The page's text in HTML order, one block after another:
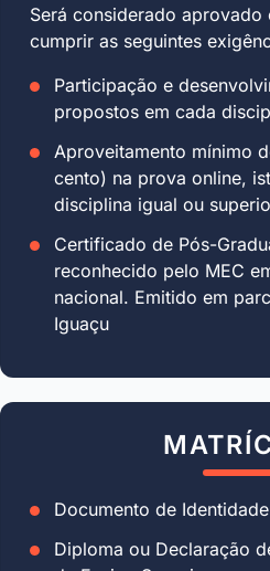
Será considerado
cumprir as seguintes
Participação e
propostos em cada
Aproveitamento mínimo
cento) na prova online,
disciplina igual ou
Certificado de Pós-
reconhecido pelo MEC
nacional. Emitido em
Iguaçu
Documento de
Diploma ou Declaração